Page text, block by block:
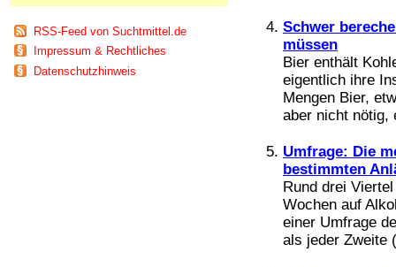
Schwer
müssen
Bier enthält
eigentlich ihre
Mengen Bier,
aber nicht nötig,
Umfrage: Die
bestimmten
Rund drei
Wochen auf
einer Umfrage
als jeder Zweite
Co-Abhängigkeit
Computersucht
Ess-Brechsucht
Essstörungen
Fernsehsucht
RSS-Feed von Suchtmittel.de
Impressum & Rechtliches
Datenschutzhinweis